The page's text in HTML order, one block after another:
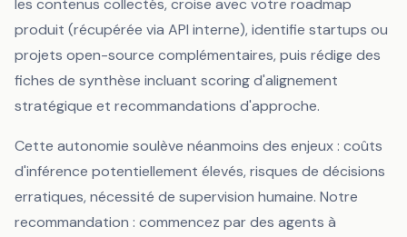
les contenus collectés, croise avec votre roadmap
produit (récupérée via API interne), identifie startups ou
projets open-source complémentaires, puis rédige des
fiches de synthèse incluant scoring d'alignement
stratégique et recommandations d'approche.
Cette autonomie soulève néanmoins des enjeux : coûts
d'inférence potentiellement élevés, risques de décisions
erratiques, nécessité de supervision humaine. Notre
recommandation : commencez par des agents à